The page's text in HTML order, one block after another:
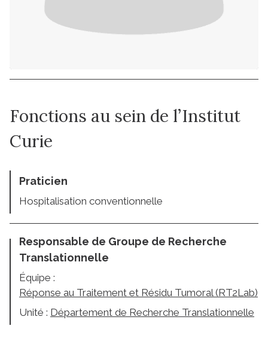
Fonctions au sein de l’Institut
Curie
Praticien
Hospitalisation conventionnelle
Responsable de Groupe de Recherche
Translationnelle
Équipe :
Réponse au Traitement et Résidu Tumoral (RT2Lab)
Unité : Département de Recherche Translationnelle